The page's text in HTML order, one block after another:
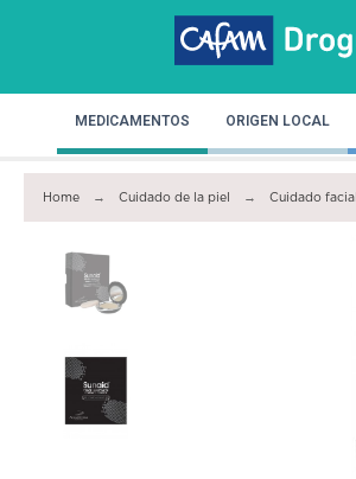
MEDICAMENTOS ORIGEN LOCAL
Home Cuidado de la piel Cuidado facial